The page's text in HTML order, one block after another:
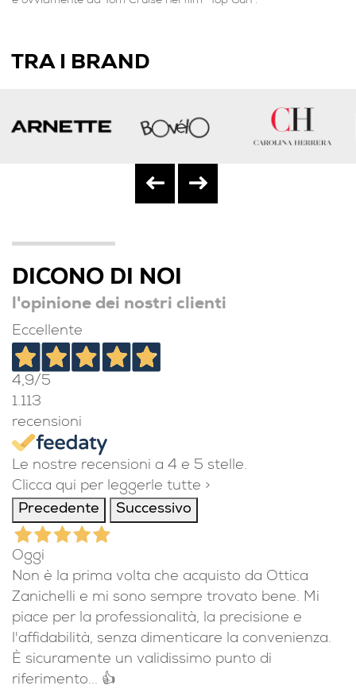
TRA I BRAND
DICONO DI NOI
l'opinione dei nostri clienti
Eccellente
4,9/5
1.113
recensioni
Le nostre recensioni a 4 e 5 stelle.
Clicca qui per leggerle tutte >
Precedente
Successivo
Oggi
Non è la prima volta che acquisto da Ottica
Zanichelli e mi sono sempre trovato bene. Mi
piace per la professionalità, la precisione e
l'affidabilità, senza dimenticare la convenienza.
È sicuramente un validissimo punto di
riferimento... 👍